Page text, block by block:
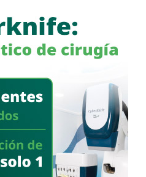
Cázares, quien llamó a la
irregulares de cualquier
una “apertura total” de la
de su declaración, no
Gutiérrez ni con elalcalde
a policías municipales en